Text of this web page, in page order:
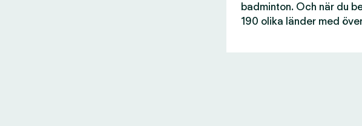
badminton. Och när du
190 olika länder med